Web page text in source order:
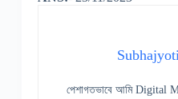
পেশাগতভাবে আমি Digital